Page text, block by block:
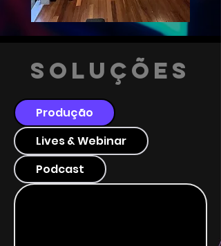
Soluções
Produção
Lives & Webinar
Podcast